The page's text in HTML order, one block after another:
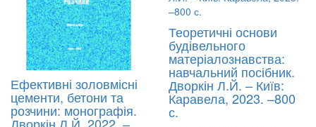
Ефективні золовмісні
цементи, бетони та
розчини: монографія.
Теоретичні основи
будівельного
матеріалознавства:
навчальний посібник.
Дворкін Л.Й. – Київ:
Каравела, 2023. –800
с.